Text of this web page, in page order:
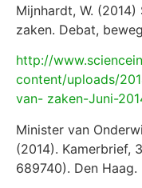
Mijnhardt, W.
zaken. Debat,
http://
content/uploads/
van- zaken-Juni-
Minister van
(2014). Kamerbrief,
689740). Den Haag.